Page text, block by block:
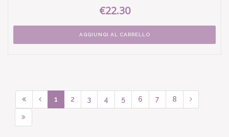
€22.30
AGGIUNGI AL CARRELLO
1 2 3 4 5 6 7 8